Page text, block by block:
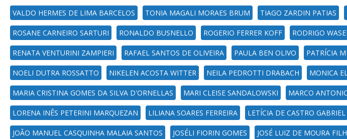
VALDO HERMES DE LIMA BARCELOS TONIA MAGALI MORAES BRUM TIAGO ZARDIN PATIAS
ROSANE CARNEIRO SARTURI RONALDO BUSNELLO ROGERIO FERRER KOFF RODRIGO
RENATA VENTURINI ZAMPIERI RAFAEL SANTOS DE OLIVEIRA PAULA BEN OLIVO PATRÍCIA
NOELI DUTRA ROSSATTO NIKELEN ACOSTA WITTER NEILA PEDROTTI DRABACH MONICA
MARIA CRISTINA GOMES DA SILVA D'ORNELLAS MARI CLEISE SANDALOWSKI MARCO
LORENA INÊS PETERINI MARQUEZAN LILIANA SOARES FERREIRA LETÍCIA DE CASTRO GABRIEL
JOÃO MANUEL CASQUINHA MALAIA SANTOS JOSÉLI FIORIN GOMES JOSÉ LUIZ DE MOURA